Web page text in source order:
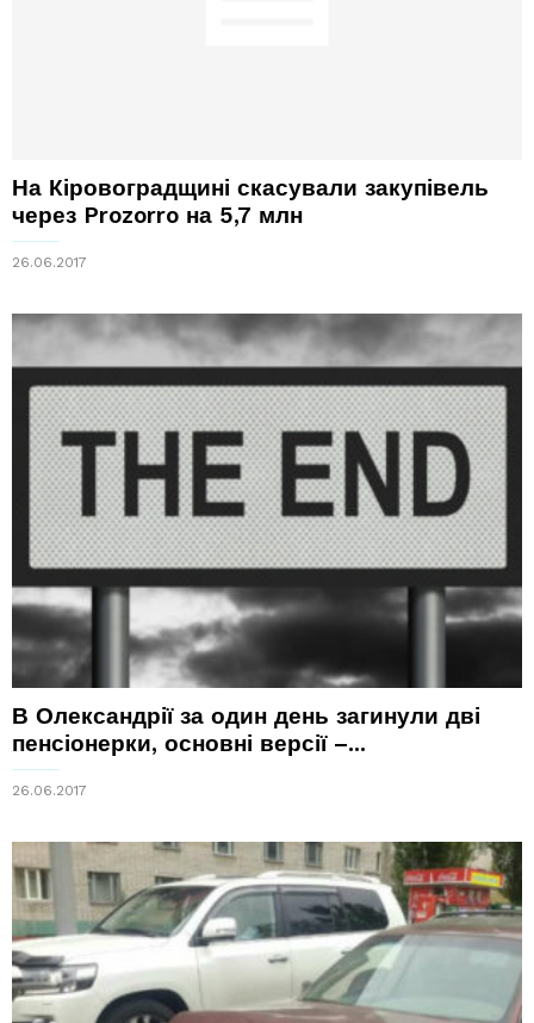
На Кіровоградщині скасували закупівель
через Prozorro на 5,7 млн
26.06.2017
В Олександрії за один день загинули дві
пенсіонерки, основні версії –...
26.06.2017